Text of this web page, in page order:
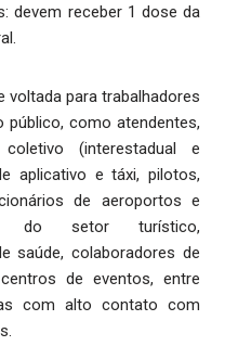
receber 1 dose da
voltada para trabalhadores
como atendentes,
(interestadual e
aplicativo e táxi, pilotos,
de aeroportos e
do setor turístico,
saúde, colaboradores de
de eventos, entre
com alto contato com